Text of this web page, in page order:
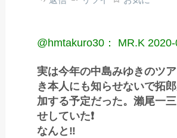
@hmtakuro30： MR.K
実は今年の中島みゆきのツ
き本人にも知らせないで拓
加する予定だった。瀨尾一
せしていた❗
なんと‼️